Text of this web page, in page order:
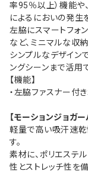
率95％以上）機能や
によるにおいの発生
左脇にスマートフォ
など、ミニマルな収
シンプルなデザイン
ングシーンまで活用
【機能】
・左脇ファスナー付き
【モーションジョガ
軽量で高い吸汗速乾
す。
素材に、ポリエステ
性とストレッチ性を備